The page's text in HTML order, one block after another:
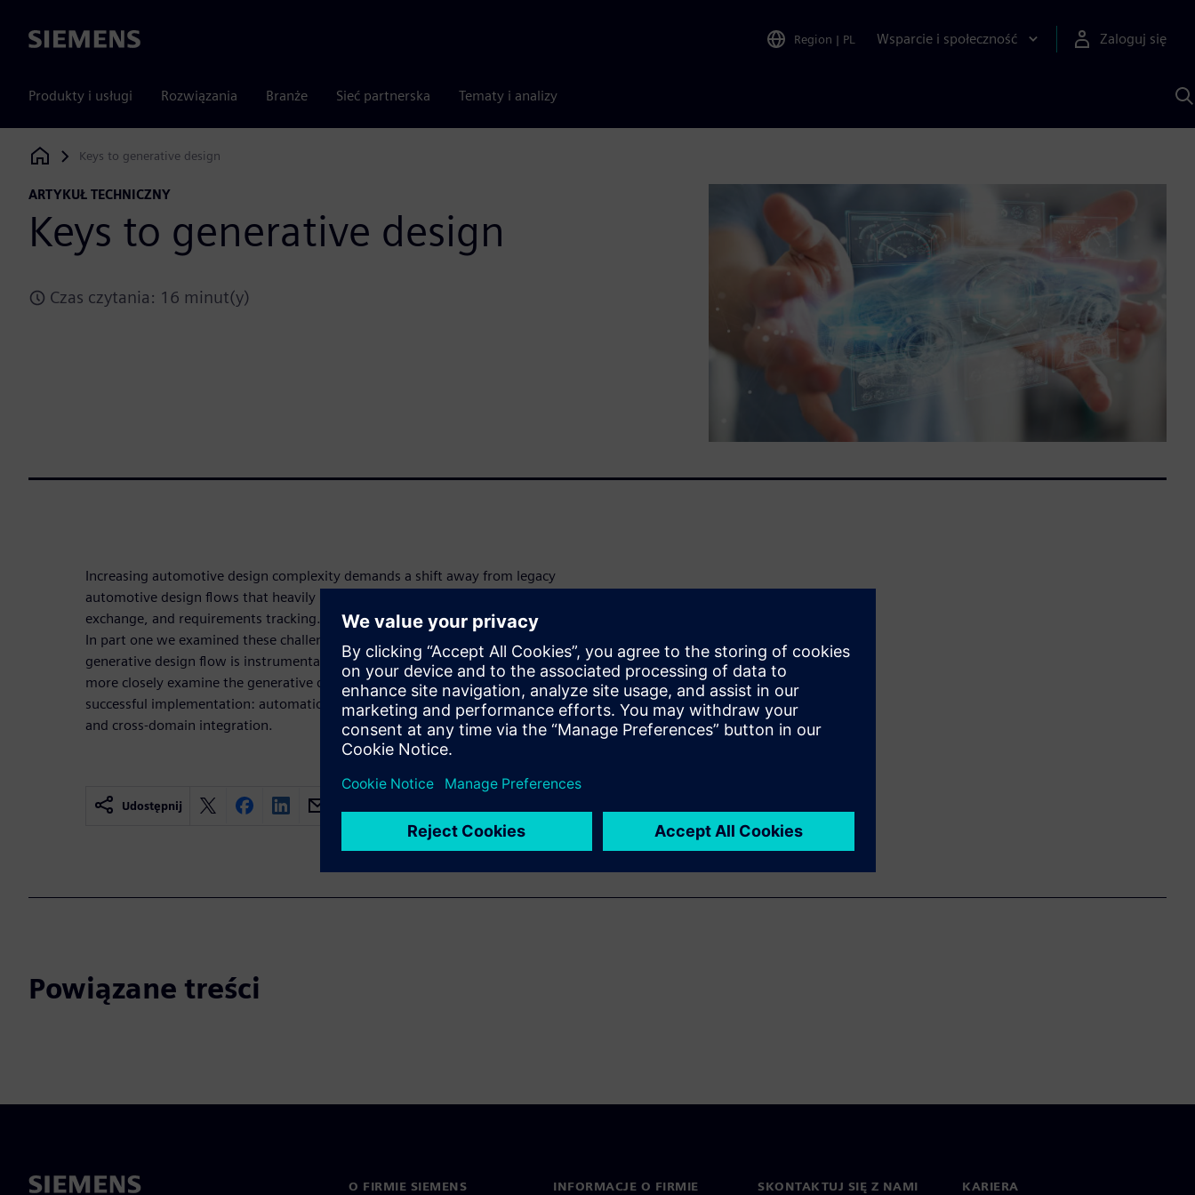
Siemens Region | PL Wsparcie i społeczność Zaloguj się
Produkty i usługi Rozwiązania Branże Sieć partnerska Tematy i analizy
Siemens Digital Industries Software
Keys to generative design
ARTYKUŁ TECHNICZNY
Keys to generative design
Czas czytania: 16 minut(y)
Increasing automotive design complexity demands a shift away from legacy
automotive design flows that heavily rely on manual design work, data
exchange, and requirements tracking. The industry demands generative design.
In part one we examined these challenges and briefly described how a
generative design flow is instrumental to the solution. In part two, we will
more closely examine the generative design flow to describe the keys to its
successful implementation: automation, engineering within a platform context,
and cross-domain integration.
Udostępnij
Powiązane treści
O FIRMIE SIEMENS INFORMACJE O FIRMIE SKONTAKTUJ SIĘ Z NAMI KARIERA